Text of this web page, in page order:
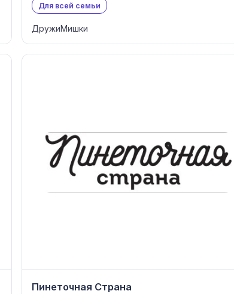
Для всей семьи
ДружиМишки
Пинеточная Страна